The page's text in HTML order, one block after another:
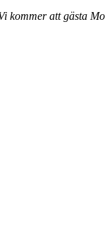
att gästa